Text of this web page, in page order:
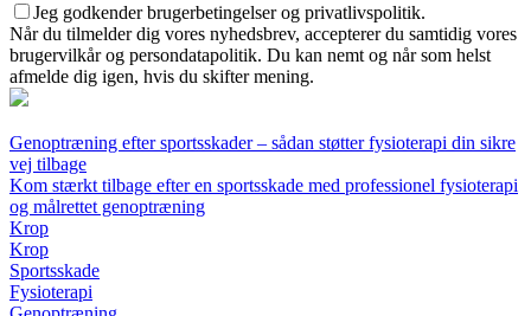
Jeg godkender brugerbetingelser og privatlivspolitik.
Når du tilmelder dig vores nyhedsbrev, accepterer du samtidig vores
brugervilkår og persondatapolitik. Du kan nemt og når som helst
afmelde dig igen, hvis du skifter mening.
Genoptræning efter sportsskader – sådan støtter fysioterapi din sikre
vej tilbage
Kom stærkt tilbage efter en sportsskade med professionel fysioterapi
og målrettet genoptræning
Krop
Krop
Sportsskade
Fysioterapi